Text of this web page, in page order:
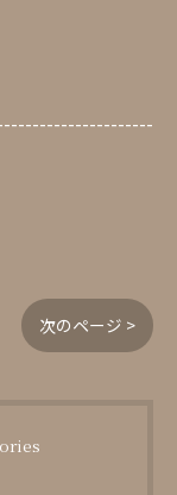
次のページ >